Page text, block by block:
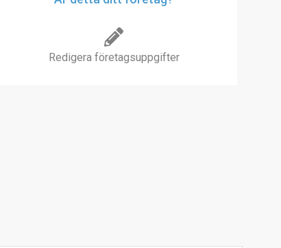
Redigera företagsuppgifter